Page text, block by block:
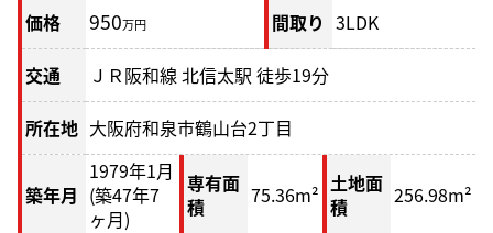
価格 950万円 間取り 3LDK
交通
ＪＲ阪和線 北信太駅 徒歩19分
所在地 大阪府和泉市鶴山台2丁目
築年月
1979年1月
(築47年7
ヶ月)
専有面
積
75.36m² 土地面
積
256.98m²